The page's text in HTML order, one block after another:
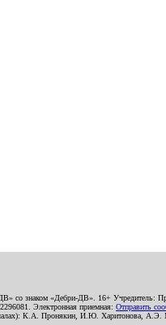
ДВ» со знаком «Дебри-ДВ». 16+
Электронная приемная: Отправить
началах): К.А. Пронякин, И.Ю.